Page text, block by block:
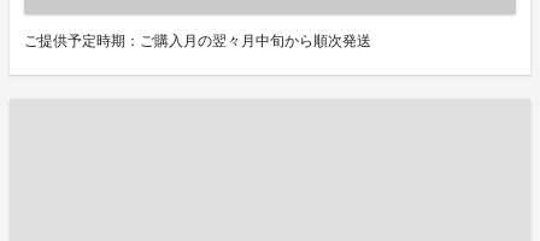
ご提供予定時期：ご購入月の翌々月中旬から順次発送